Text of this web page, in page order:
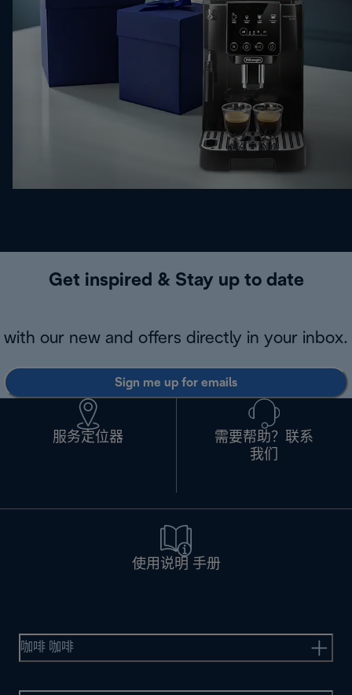
Get inspired & Stay up to date
with our new and offers directly in your inbox.
Sign me up for emails
服务定位器
需要帮助？联系
我们
使用说明 手册
咖啡 咖啡